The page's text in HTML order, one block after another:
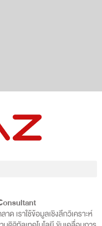
เราใช้ข้อมูลเชิงลึกวิเคราะห์